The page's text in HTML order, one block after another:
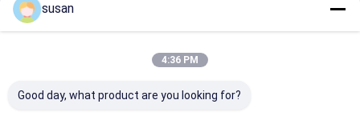
튜브 충진 기계 실링
susan
4:36 PM
Good day, what product are you looking for?